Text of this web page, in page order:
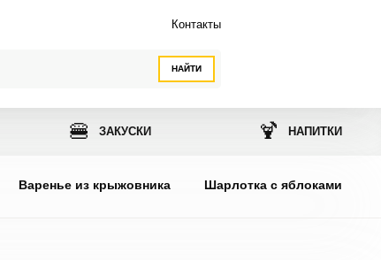
НАЙТИ
Контакты
🍔 ЗАКУСКИ 🍹 НАПИТКИ
Варенье из крыжовника Шарлотка с яблоками